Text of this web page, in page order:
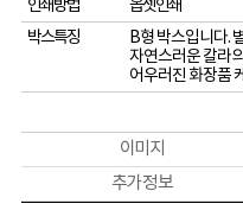
인쇄방법
옵셋인쇄
박스특징
B형 박스입니다.
자연스러운 칼라
어우러진 화장품
이미지
추가 정보